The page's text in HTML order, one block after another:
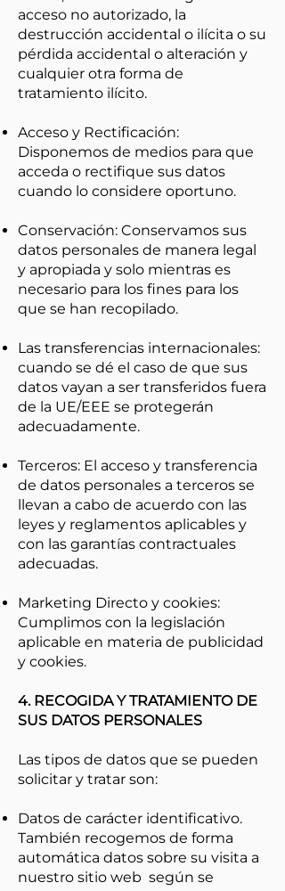
acceso no autorizado, la
destrucción accidental o ilícita o su
pérdida accidental o alteración y
cualquier otra forma de
tratamiento ilícito.
Acceso y Rectificación:
Disponemos de medios para que
acceda o rectifique sus datos
cuando lo considere oportuno.
Conservación: Conservamos sus
datos personales de manera legal
y apropiada y solo mientras es
necesario para los fines para los
que se han recopilado.
Las transferencias internacionales:
cuando se dé el caso de que sus
datos vayan a ser transferidos fuera
de la UE/EEE se protegerán
adecuadamente.
Terceros: El acceso y transferencia
de datos personales a terceros se
llevan a cabo de acuerdo con las
leyes y reglamentos aplicables y
con las garantías contractuales
adecuadas.
Marketing Directo y cookies:
Cumplimos con la legislación
aplicable en materia de publicidad
y cookies.
4. RECOGIDA Y TRATAMIENTO DE
SUS DATOS PERSONALES
Las tipos de datos que se pueden
solicitar y tratar son:
Datos de carácter identificativo.
También recogemos de forma
automática datos sobre su visita a
nuestro sitio web según se